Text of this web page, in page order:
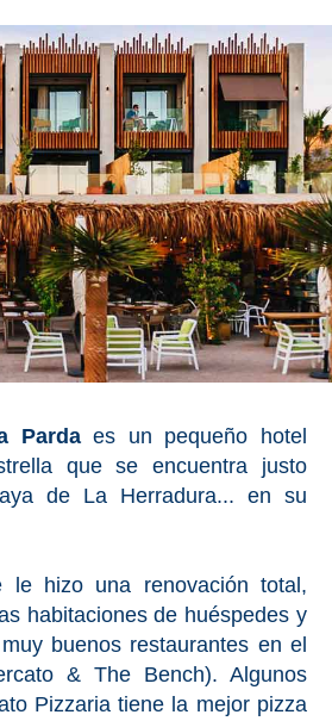
Pardaes un pequeño hotel
que se encuentra justo
de La Herradura... en su
le hizo una renovación total,
habitaciones de huéspedes y
buenos restaurantes en el
& The Bench). Algunos
Pizzaria tiene la mejor pizza